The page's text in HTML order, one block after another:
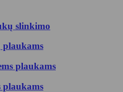
slinkimo
plaukams
plaukams
plaukams